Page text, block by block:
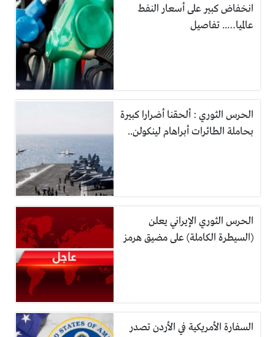
انخفاض كبير على أسعار النفط
عالميا….. تفاصيل
الحرس الثوري : ألحقنا أضرارا كبيرة
بحاملة الطائرات أبراهام لينكولن..
الحرس الثوري الإيراني يعلن
(السيطرة الكاملة) على مضيق هرمز
السفارة الأمريكية في الأردن تصدر